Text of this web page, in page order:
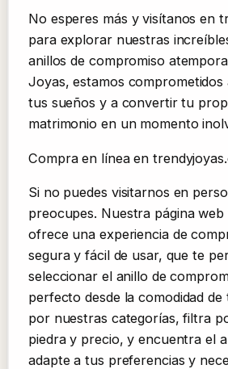
No esperes más y visítanos en
para explorar nuestras
anillos de compromiso
Joyas, estamos comprometidos
tus sueños y a convertir tu
matrimonio en un momento
Compra en línea en
Si no puedes visitarnos en
preocupes. Nuestra página
ofrece una experiencia de
segura y fácil de usar, que te
seleccionar el anillo de
perfecto desde la comodidad
por nuestras categorías, filtra
piedra y precio, y encuentra el
adapte a tus preferencias y